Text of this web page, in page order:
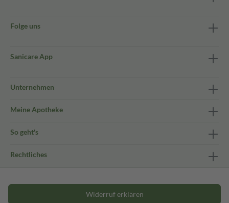
Folge uns
Sanicare App
Unternehmen
Meine Apotheke
So geht's
Rechtliches
Widerruf erklären